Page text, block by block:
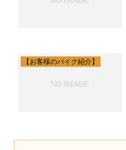
【お客様のバイク紹介】